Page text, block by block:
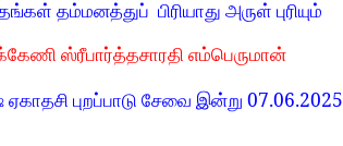
தங்கள் தம்மனத்துப் பிரியாது அருள் புரியும்
ஸ்ரீபார்த்தசாரதி எம்பெருமான்
புறப்பாடு சேவை இன்று 07.06.2025